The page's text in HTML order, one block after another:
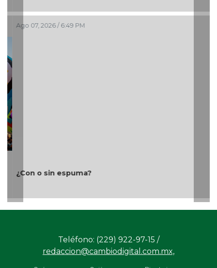
Ago 07, 2026 / 6:49 PM
¿Con o sin espuma?
Teléfono: (229) 922-97-15 /
redaccion@cambiodigital.com.mx,